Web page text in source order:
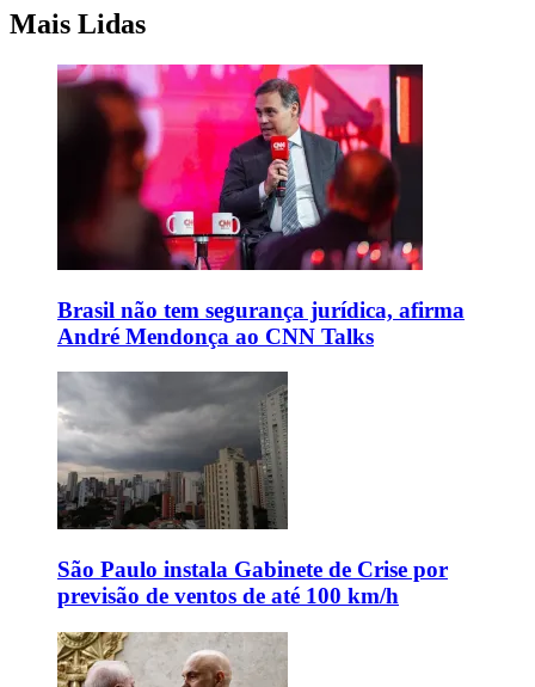
Mais Lidas
Brasil não tem segurança jurídica, afirma
André Mendonça ao CNN Talks
São Paulo instala Gabinete de Crise por
previsão de ventos de até 100 km/h